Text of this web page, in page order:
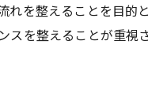
果と今後の展望
を整えることを目的
を整えることが重視